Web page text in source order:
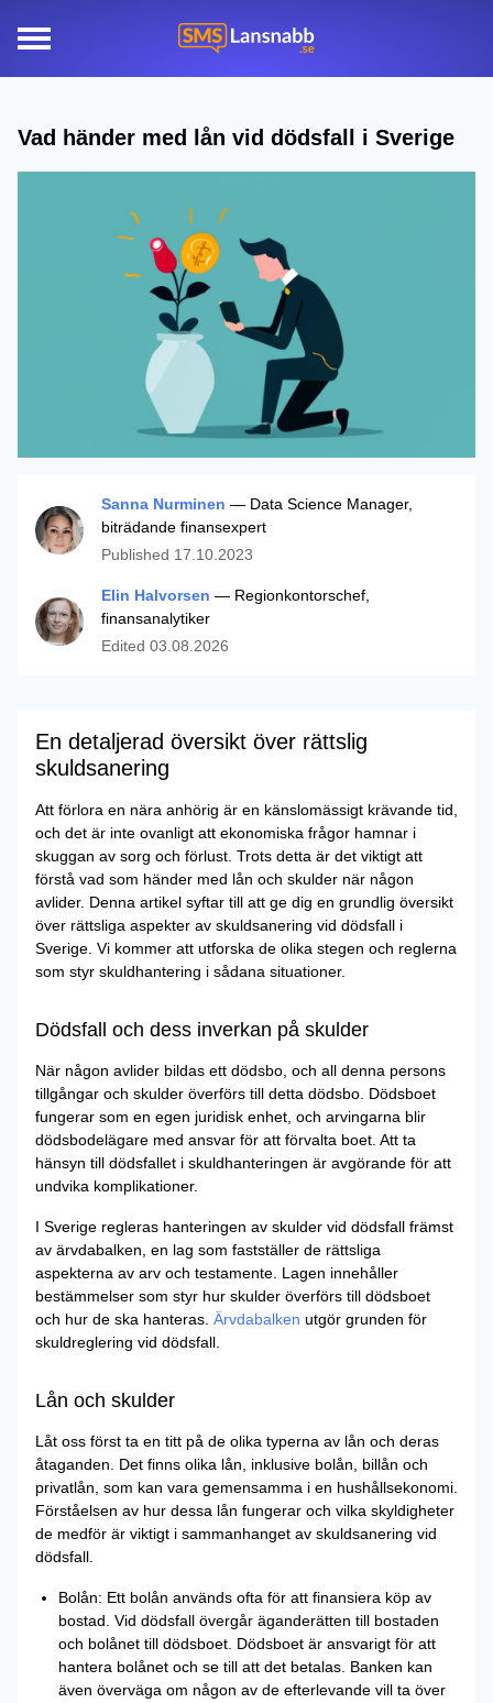
Vad händer med lån vid dödsfall i Sverige
Sanna Nurminen — Data Science Manager,
biträdande finansexpert
Published 17.10.2023
Elin Halvorsen — Regionkontorschef,
finansanalytiker
Edited 03.08.2026
En detaljerad översikt över rättslig
skuldsanering
Att förlora en nära anhörig är en känslomässigt krävande tid,
och det är inte ovanligt att ekonomiska frågor hamnar i
skuggan av sorg och förlust. Trots detta är det viktigt att
förstå vad som händer med lån och skulder när någon
avlider. Denna artikel syftar till att ge dig en grundlig översikt
över rättsliga aspekter av skuldsanering vid dödsfall i
Sverige. Vi kommer att utforska de olika stegen och reglerna
som styr skuldhantering i sådana situationer.
Dödsfall och dess inverkan på skulder
När någon avlider bildas ett dödsbo, och all denna persons
tillgångar och skulder överförs till detta dödsbo. Dödsboet
fungerar som en egen juridisk enhet, och arvingarna blir
dödsbodelägare med ansvar för att förvalta boet. Att ta
hänsyn till dödsfallet i skuldhanteringen är avgörande för att
undvika komplikationer.
I Sverige regleras hanteringen av skulder vid dödsfall främst
av ärvdabalken, en lag som fastställer de rättsliga
aspekterna av arv och testamente. Lagen innehåller
bestämmelser som styr hur skulder överförs till dödsboet
och hur de ska hanteras. Ärvdabalken utgör grunden för
skuldreglering vid dödsfall.
Lån och skulder
Låt oss först ta en titt på de olika typerna av lån och deras
åtaganden. Det finns olika lån, inklusive bolån, billån och
privatlån, som kan vara gemensamma i en hushållsekonomi.
Förståelsen av hur dessa lån fungerar och vilka skyldigheter
de medför är viktigt i sammanhanget av skuldsanering vid
dödsfall.
Bolån: Ett bolån används ofta för att finansiera köp av
bostad. Vid dödsfall övergår äganderätten till bostaden
och bolånet till dödsboet. Dödsboet är ansvarigt för att
hantera bolånet och se till att det betalas. Banken kan
även överväga om någon av de efterlevande vill ta över